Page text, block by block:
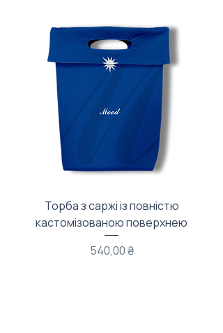
Торба з саржі із повністю
кастомізованою поверхнею
Цена
540,00 ₴